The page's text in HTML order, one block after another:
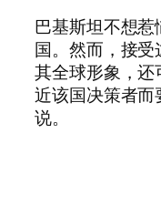
巴基斯坦不想
国。然而，接
其全球形象，
近该国决策者
说。